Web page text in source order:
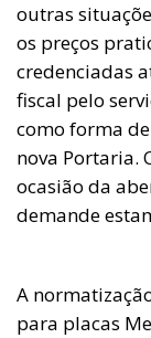
outras
os preços
credenciadas
fiscal pelo
como forma
nova Portaria.
ocasião da
demande
A
para placas